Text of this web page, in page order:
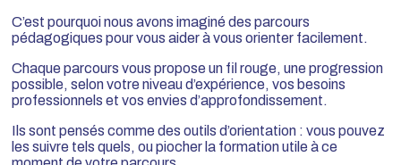
C’est pourquoi nous avons imaginé des parcours
pédagogiques pour vous aider à vous orienter facilement.
Chaque parcours vous propose un fil rouge, une progression
possible, selon votre niveau d’expérience, vos besoins
professionnels et vos envies d’approfondissement.
Ils sont pensés comme des outils d’orientation : vous pouvez
les suivre tels quels, ou piocher la formation utile à ce